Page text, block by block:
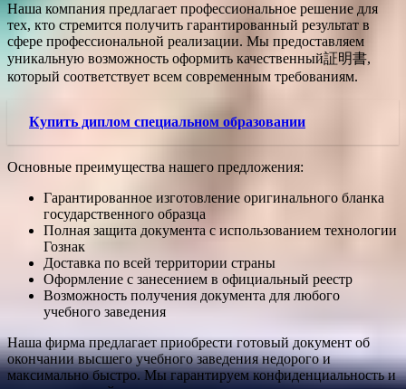
Наша компания предлагает профессиональное решение для
тех, кто стремится получить гарантированный результат в
сфере профессиональной реализации. Мы предоставляем
уникальную возможность оформить качественный証明書,
который соответствует всем современным требованиям.
Купить диплом специальном образовании
Основные преимущества нашего предложения:
Гарантированное изготовление оригинального бланка
государственного образца
Полная защита документа с использованием технологии
Гознак
Доставка по всей территории страны
Оформление с занесением в официальный реестр
Возможность получения документа для любого
учебного заведения
Наша фирма предлагает приобрести готовый документ об
окончании высшего учебного заведения недорого и
максимально быстро. Мы гарантируем конфиденциальность и